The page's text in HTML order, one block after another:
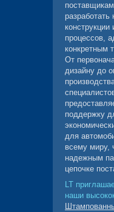
процессов,
конкретным
От
дизайну до
поддержку
для
всему миру,
надежным
цепочке
LT
наши